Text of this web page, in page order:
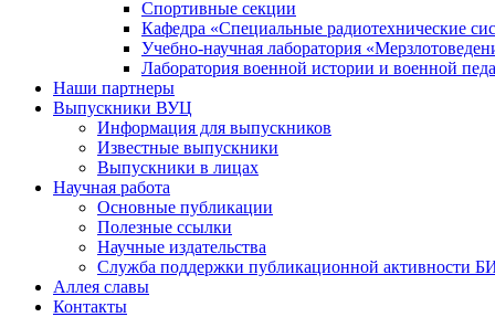
Спортивные секции
Кафедра «Специальные радиотехнические
Учебно-научная лаборатория
Лаборатория военной истории и военной
Наши партнеры
Выпускники ВУЦ
Информация для выпускников
Известные выпускники
Выпускники в лицах
Научная работа
Основные публикации
Полезные ссылки
Научные издательства
Служба поддержки публикационной активности
Аллея славы
Контакты